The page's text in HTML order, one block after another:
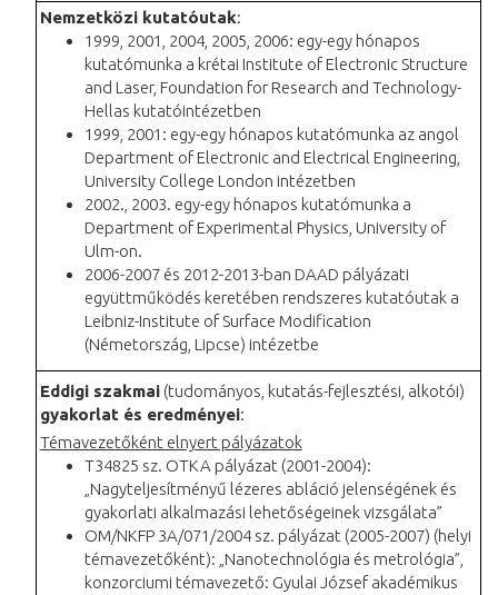
Nemzetközi kutatóutak:
1999, 2001, 2004, 2005, 2006: egy-egy hónapos
kutatómunka a krétai Institute of Electronic Structure
and Laser, Foundation for Research and Technology-
Hellas kutatóintézetben
1999, 2001: egy-egy hónapos kutatómunka az angol
Department of Electronic and Electrical Engineering,
University College London intézetben
2002., 2003. egy-egy hónapos kutatómunka a
Department of Experimental Physics, University of
Ulm-on.
2006-2007 és 2012-2013-ban DAAD pályázati
együttműködés keretében rendszeres kutatóutak a
Leibniz-Institute of Surface Modification
(Németország, Lipcse) intézetbe
Eddigi szakmai(tudományos, kutatás-fejlesztési, alkotói)
gyakorlat és eredményei:
Témavezetőként elnyert pályázatok
T34825 sz. OTKA pályázat (2001-2004):
„Nagyteljesítményű lézeres abláció jelenségének és
gyakorlati alkalmazási lehetőségeinek vizsgálata”
OM/NKFP 3A/071/2004 sz. pályázat (2005-2007) (helyi
témavezetőként): „Nanotechnológia és metrológia”,
konzorciumi témavezető: Gyulai József akadémikus